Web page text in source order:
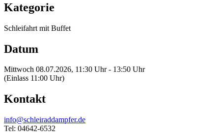
Kategorie
Schleifahrt mit Buffet
Datum
Mittwoch 08.07.2026, 11:30 Uhr - 13:50 Uhr
(Einlass 11:00 Uhr)
Kontakt
info@schleiraddampfer.de
Tel: 04642-6532